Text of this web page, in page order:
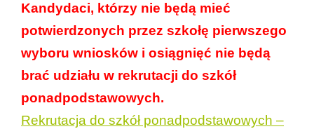
Kandydaci, którzy nie będą mieć
potwierdzonych przez szkołę pierwszego
wyboru wniosków i osiągnięć nie będą
brać udziału w rekrutacji do szkół
ponadpodstawowych.
Rekrutacja do szkół ponadpodstawowych –